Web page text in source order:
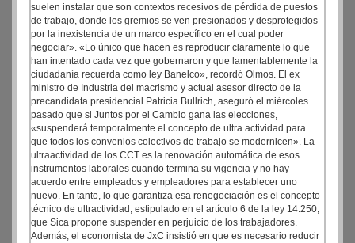
suelen instalar que son contextos recesivos de pérdida de puestos
de trabajo, donde los gremios se ven presionados y desprotegidos
por la inexistencia de un marco específico en el cual poder
negociar». «Lo único que hacen es reproducir claramente lo que
han intentado cada vez que gobernaron y que lamentablemente la
ciudadanía recuerda como ley Banelco», recordó Olmos. El ex
ministro de Industria del macrismo y actual asesor directo de la
precandidata presidencial Patricia Bullrich, aseguró el miércoles
pasado que si Juntos por el Cambio gana las elecciones,
«suspenderá temporalmente el concepto de ultra actividad para
que todos los convenios colectivos de trabajo se modernicen». La
ultraactividad de los CCT es la renovación automática de esos
instrumentos laborales cuando termina su vigencia y no hay
acuerdo entre empleados y empleadores para establecer uno
nuevo. En tanto, lo que garantiza esa renegociación es el concepto
técnico de ultractividad, estipulado en el artículo 6 de la ley 14.250,
que Sica propone suspender en perjuicio de los trabajadores.
Además, el economista de JxC insistió en que es necesario reducir